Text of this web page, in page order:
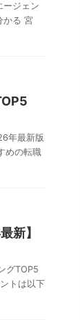
ジェン
かる 宮
年最新版
めの転職
新】
グTOP5
トは以下